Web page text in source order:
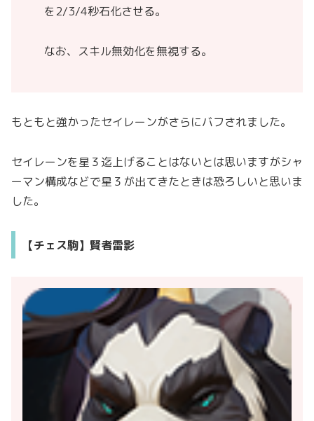
を2/3/4秒石化させる。
なお、スキル無効化を無視する。
もともと強かったセイレーンがさらにバフされました。
セイレーンを星３迄上げることはないとは思いますがシャ
ーマン構成などで星３が出てきたときは恐ろしいと思いま
した。
【チェス駒】賢者雷影